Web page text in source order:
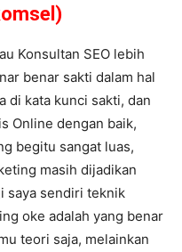
Konsultan SEO lebih
benar sakti dalam hal
di kata kunci sakti, dan
Online dengan baik,
begitu sangat luas,
masih dijadikan
saya sendiri teknik
oke adalah yang benar
teori saja, melainkan